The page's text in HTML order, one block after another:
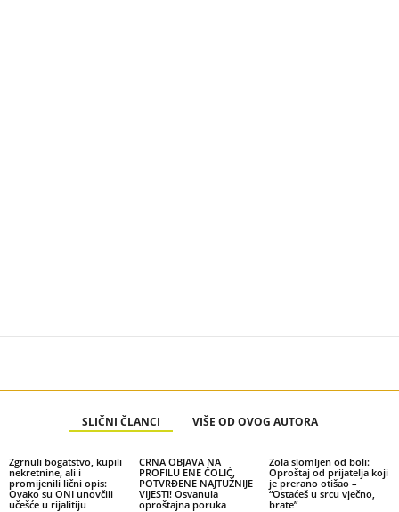
SLIČNI ČLANCI VIŠE OD OVOG AUTORA
Zgrnuli bogatstvo, kupili
nekretnine, ali i
promijenili lični opis:
Ovako su ONI unovčili
učešće u rijalitiju
CRNA OBJAVA NA
PROFILU ENE ČOLIĆ,
POTVRĐENE NAJTUŽNIJE
VIJESTI! Osvanula
oproštajna poruka
Zola slomljen od boli:
Oproštaj od prijatelja koji
je prerano otišao –
“Ostaćeš u srcu vječno,
brate”